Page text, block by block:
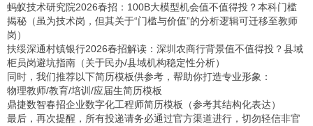
蚂蚁技术研究院2026春招：100B大模型机会值不值得投？本科门槛
揭秘 （虽为技术岗，但其关于“门槛与价值”的分析逻辑可迁移至教师
岗）
扶绥深通村镇银行2026春招解读：深圳农商行背景值不值得投？县域
柜员岗避坑指南 （关于民办/县域机构稳定性分析）
同时，我们推荐以下简历模板供参考，帮助你打造专业形象：
物理教师/教育/培训/应届生简历模板
鼎捷数智春招企业数字化工程师简历模板
（参考其结构化表达）
最后，再次提醒，所有投递请务必通过官方渠道进行，切勿轻信非官